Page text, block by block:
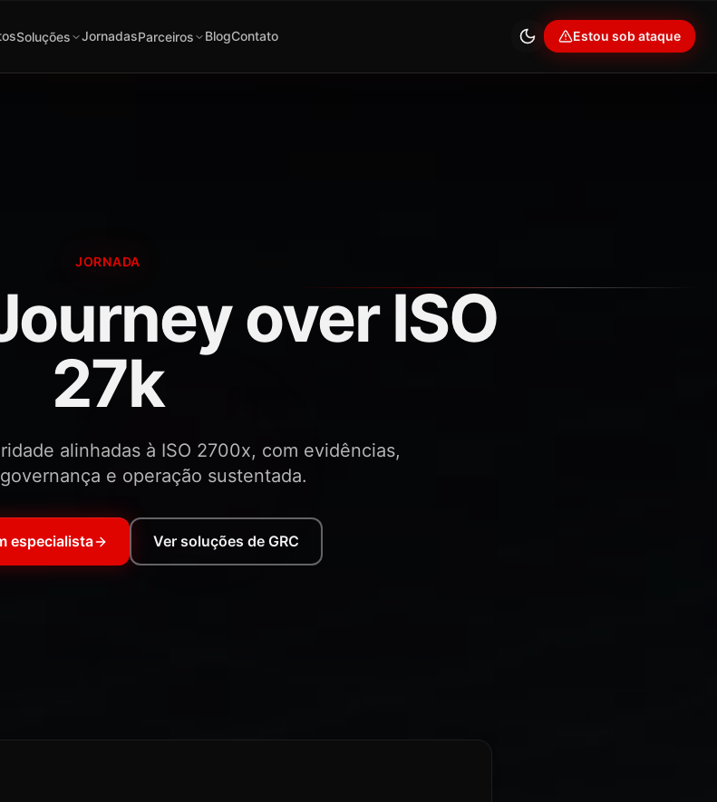
Soluções JornadasParceiros BlogContato Estou sob ataque
JORNADA
over ISO
27k
alinhadas à ISO 2700x, com evidências,
e operação sustentada.
especialista Ver soluções de GRC